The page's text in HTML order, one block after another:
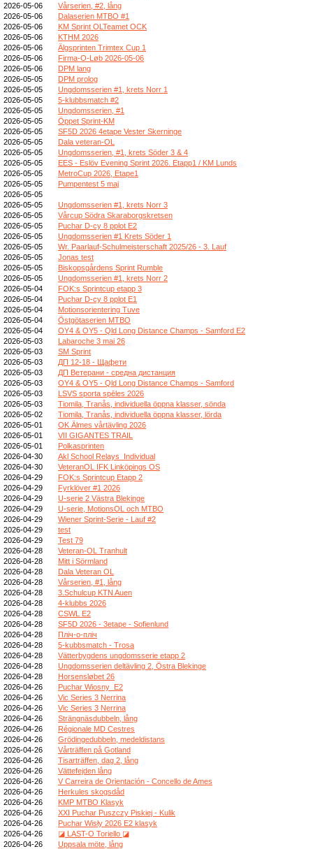
2026-05-06
Vårserien, #2, lång
2026-05-06
Dalaserien MTBO #1
2026-05-06
KM Sprint OLTeamet OCK
2026-05-06
KTHM 2026
2026-05-06
Älgsprinten Trimtex Cup 1
2026-05-06
Firma-O-Løb 2026-05-06
2026-05-06
DPM lang
2026-05-05
DPM prolog
2026-05-05
Ungdomsserien #1, krets Norr 1
2026-05-05
5-klubbsmatch #2
2026-05-05
Ungdomsserien, #1
2026-05-05
Öppet Sprint-KM
2026-05-05
SF5D 2026 4etape Vester Skerninge
2026-05-05
Dala veteran-OL
2026-05-05
Ungdomsserien, #1, krets Söder 3 & 4
2026-05-05
EES - Eslöv Evening Sprint 2026. Etapp1 / KM Lunds
2026-05-05
MetroCup 2026, Etape1
2026-05-05
Pumpentest 5 maj
2026-05-05
2026-05-05
Ungdomsserien #1, krets Norr 3
2026-05-05
Vårcup Södra Skaraborgskretsen
2026-05-05
Puchar D-cy 8 pplot E2
2026-05-05
Ungdomsserien #1 Krets Söder 1
2026-05-05
Wr. Paarlauf-Schulmeisterschaft 2025/26 - 3. Lauf
2026-05-05
Jonas test
2026-05-05
Biskopsgårdens Sprint Rumble
2026-05-05
Ungdomsserien #1, krets Norr 2
2026-05-04
FOK:s Sprintcup etapp 3
2026-05-04
Puchar D-cy 8 pplot E1
2026-05-04
Motionsorientering Tuve
2026-05-04
Östgötaserien MTBO
2026-05-04
OY4 & OY5 - Qld Long Distance Champs - Samford E2
2026-05-03
Labaroche 3 mai 26
2026-05-03
SM Sprint
2026-05-03
ДП 12-18 - Щафети
2026-05-03
ДП Ветерани - средна дистанция
2026-05-03
OY4 & OY5 - Qld Long Distance Champs - Samford
2026-05-03
LSVS sporta spēles 2026
2026-05-03
Tiomila, Tranås, individuella öppna klasser, sönda
2026-05-02
Tiomila, Tranås, individuella öppna klasser, lörda
2026-05-01
OK Älmes vårtävling 2026
2026-05-01
VII GIGANTES TRAIL
2026-05-01
Polkasprinten
2026-04-30
Akl School Relays_Individual
2026-04-30
VeteranOL IFK Linköpings OS
2026-04-29
FOK:s Sprintcup Etapp 2
2026-04-29
Fyrklöver #1 2026
2026-04-29
U-serie 2 Västra Blekinge
2026-04-29
U-serie, MotionsOL och MTBO
2026-04-29
Wiener Sprint-Serie - Lauf #2
2026-04-29
test
2026-04-29
Test 79
2026-04-28
Veteran-OL Tranhult
2026-04-28
Mitt i Sörmland
2026-04-28
Dala Veteran OL
2026-04-28
Vårserien, #1, lång
2026-04-28
3.Schulcup KTN Auen
2026-04-28
4-klubbs 2026
2026-04-28
CSWL E2
2026-04-28
SF5D 2026 - 3etape - Sofienlund
2026-04-28
Пліч-о-пліч
2026-04-28
5-kubbsmatch - Trosa
2026-04-28
Vätterbygdens ungdomsserie etapp 2
2026-04-28
Ungdomsserien deltävling 2, Östra Blekinge
2026-04-28
Horsensløbet 26
2026-04-26
Puchar Wiosny_E2
2026-04-26
Vic Series 3 Nerrina
2026-04-26
Vic Series 3 Nerrina
2026-04-26
Strängnäsdubbeln, lång
2026-04-26
Régionale MD Cestres
2026-04-26
Grödingedubbeln, medeldistans
2026-04-26
Vårträffen på Gotland
2026-04-26
Tisarträffen, dag 2, lång
2026-04-26
Vättefejden lång
2026-04-26
V Carreira de Orientación - Concello de Ames
2026-04-26
Herkules skogsdåd
2026-04-26
KMP MTBO Klasyk
2026-04-26
XXI Puchar Puszczy Piskiej - Kulik
2026-04-26
Puchar Wisły 2026 E2 klasyk
2026-04-26
◪ LAST-O Toriello ◪
2026-04-26
Uppsala möte, lång